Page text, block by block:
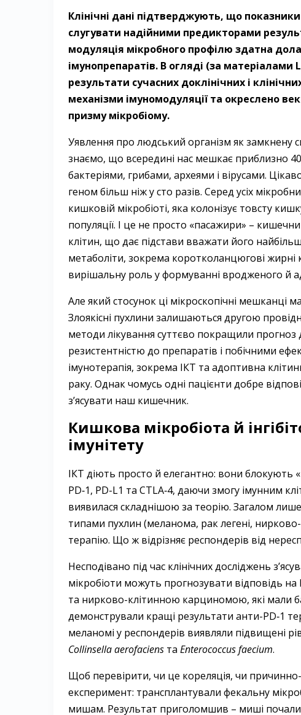
Клінічні дані підтверджують, що
слугувати надійними предикторами
модуляція мікробного профілю здатна
імунопрепаратів. В огляді (за матеріалами
результати сучасних доклінічних і
механізми імуномодуляції та окреслено
призму мікробіому.
Уявлення про людський організм як замкнену
знаємо, що всередині нас мешкає приблизно
бактеріями, грибами, археями і вірусами.
геном більш ніж у сто разів. Серед усіх
кишковій мікробіоті, яка колонізує товсту
популяції. І це не просто «пасажири» –
клітин, що дає підстави вважати його
метаболіти, зокрема коротколанцюгові жирні
вирішальну роль у формуванні вродженого й
Але який стосунок ці мікроскопічні мешканці
Злоякісні пухлини залишаються другою
методи лікування суттєво покращили прогноз
резистентністю до препаратів і побічними
імунотерапія, зокрема ІКТ та адоптивна
раку. Однак чомусь одні пацієнти добре
з’ясувати наш кишечник.
Кишкова мікробіота й
імунітету
ІКТ діють просто й елегантно: вони блокують
PD‑1, PD-L1 та CTLA‑4, даючи змогу імунним
виявилася складнішою за теорію. Загалом
типами пухлин (меланома, рак легені,
терапію. Що ж відрізняє респондерів від
Несподівано під час клінічних досліджень
мікробіоти можуть прогнозувати відповідь
та нирково-клітинною карциномою, які мали
демонстрували кращі результати анти-PD‑1
меланомі у респондерів виявляли підвищені
Collinsella aerofaciens та Enterococcus faecium.
Щоб перевірити, чи це кореляція, чи
експеримент: трансплантували фекальну
мишам. Результат приголомшив – миші